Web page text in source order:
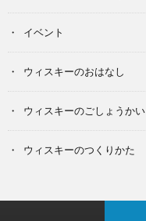
イベント
ウィスキーのおはなし
ウィスキーのごしょうかい
ウィスキーのつくりかた